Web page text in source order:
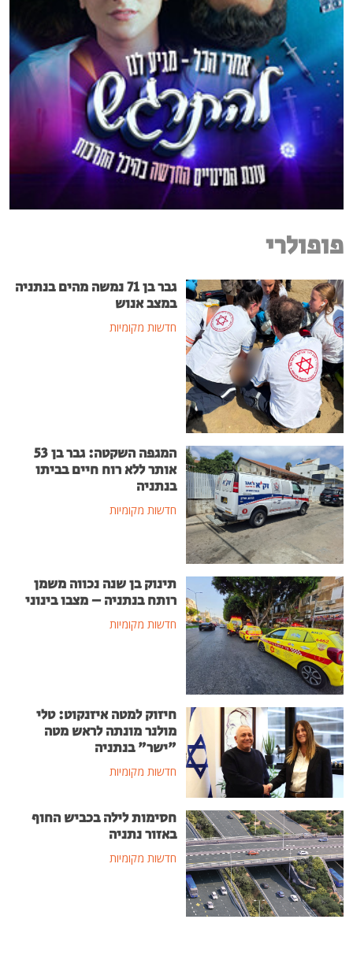
פופולרי
גבר בן 71 נמשה מהים בנתניה
במצב אנוש
חדשות מקומיות
המגפה השקטה: גבר בן 53
אותר ללא רוח חיים בביתו
בנתניה
חדשות מקומיות
תינוק בן שנה נכווה משמן
רותח בנתניה – מצבו בינוני
חדשות מקומיות
חיזוק למטה איזנקוט: טלי
מולנר מונתה לראש מטה
"ישר" בנתניה
חדשות מקומיות
חסימות לילה בכביש החוף
באזור נתניה
חדשות מקומיות